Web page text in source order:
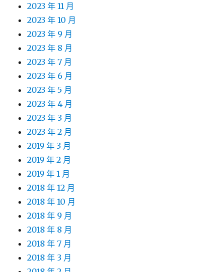
2023 年 11 月
2023 年 10 月
2023 年 9 月
2023 年 8 月
2023 年 7 月
2023 年 6 月
2023 年 5 月
2023 年 4 月
2023 年 3 月
2023 年 2 月
2019 年 3 月
2019 年 2 月
2019 年 1 月
2018 年 12 月
2018 年 10 月
2018 年 9 月
2018 年 8 月
2018 年 7 月
2018 年 3 月